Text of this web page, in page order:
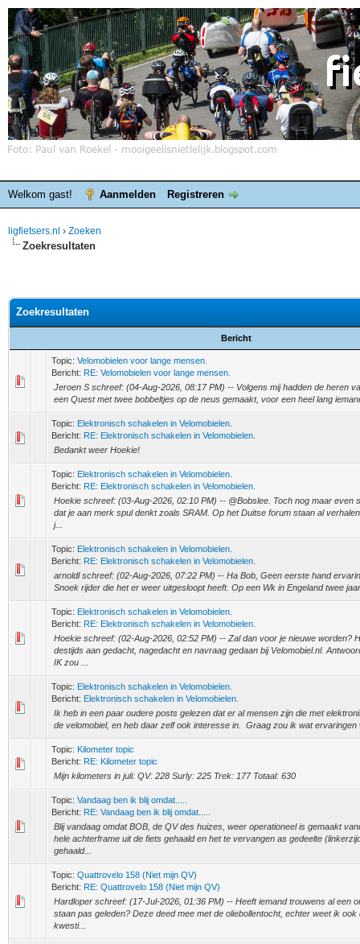
Welkom gast! Aanmelden Registreren
ligfietsers.nl › Zoeken
Zoekresultaten
Zoekresultaten
Bericht
Topic: Velomobielen voor lange mensen.
Bericht: RE: Velomobielen voor lange mensen.
Jeroen S schreef: (04-Aug-2026, 08:17 PM) -- Volgens mij hadden de heren
een Quest met twee bobbeltjes op de neus gemaakt, voor een heel lang
Topic: Elektronisch schakelen in Velomobielen.
Bericht: RE: Elektronisch schakelen in Velomobielen.
Bedankt weer Hoekie!
Topic: Elektronisch schakelen in Velomobielen.
Bericht: RE: Elektronisch schakelen in Velomobielen.
Hoekie schreef: (03-Aug-2026, 02:10 PM) -- @Bobslee. Toch nog maar even
dat je aan merk spul denkt zoals SRAM. Op het Duitse forum staan al
j...
Topic: Elektronisch schakelen in Velomobielen.
Bericht: RE: Elektronisch schakelen in Velomobielen.
arnoldl schreef: (02-Aug-2026, 07:22 PM) -- Ha Bob, Geen eerste hand
Snoek rijder die het er weer uitgesloopt heeft. Op een Wk in Engeland twee
Topic: Elektronisch schakelen in Velomobielen.
Bericht: RE: Elektronisch schakelen in Velomobielen.
Hoekie schreef: (02-Aug-2026, 02:52 PM) -- Zal dan voor je nieuwe worden?
destijds aan gedacht, nagedacht en navraag gedaan bij Velomobiel.nl.
IK zou ...
Topic: Elektronisch schakelen in Velomobielen.
Bericht: Elektronisch schakelen in Velomobielen.
Ik heb in een paar oudere posts gelezen dat er al mensen zijn die met
de velomobiel, en heb daar zelf ook interesse in. Graag zou ik wat ervaringen
Topic: Kilometer topic
Bericht: RE: Kilometer topic
Mijn kilometers in juli: QV: 228 Surly: 225 Trek: 177 Totaal: 630
Topic: Vandaag ben ik blij omdat.....
Bericht: RE: Vandaag ben ik blij omdat.....
Blij vandaag omdat BOB, de QV des huizes, weer operationeel is gemaakt
hele achterframe uit de fiets gehaald en het te vervangen as gedeelte
gehaald...
Topic: Quattrovelo 158 (Niet mijn QV)
Bericht: RE: Quattrovelo 158 (Niet mijn QV)
Hardloper schreef: (17-Jul-2026, 01:36 PM) -- Heeft iemand trouwens al een
staan pas geleden? Deze deed mee met de oliebollentocht, echter weet ik ook
kwesti...